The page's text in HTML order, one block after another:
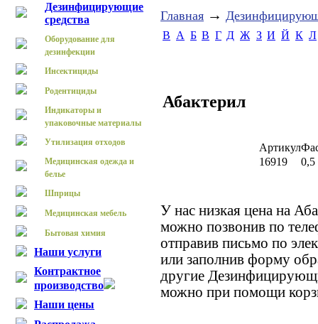
Дезинфицирующие
средства
Оборудование для
дезинфекции
Инсектициды
Родентициды
Индикаторы и
упаковочные материалы
Утилизация отходов
Медицинская одежда и
белье
Шприцы
Медицинская мебель
Бытовая химия
Наши услуги
Контрактное
производство
Наши цены
Главная →
B А Б В Г Д Ж З И Й К Л
Абактерил
Артикул
16919
У нас низкая цена на
можно позвонив по
отправив письмо по
или заполнив форму
другие
можно при помощи